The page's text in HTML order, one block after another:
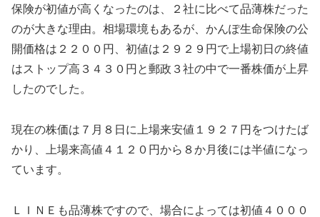
保険が初値が高くなったのは、２社に比べて品薄株だった
のが大きな理由。相場環境もあるが、かんぽ生命保険の公
開価格は２２００円、初値は２９２９円で上場初日の終値
はストップ高３４３０円と郵政３社の中で一番株価が上昇
したのでした。
現在の株価は７月８日に上場来安値１９２７円をつけたば
かり、上場来高値４１２０円から８か月後には半値になっ
ています。
ＬＩＮＥも品薄株ですので、場合によっては初値４０００